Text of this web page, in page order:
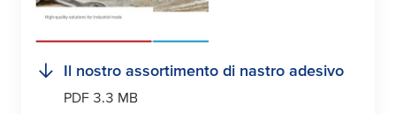
Il nostro assortimento di nastro adesivo
PDF 3.3 MB